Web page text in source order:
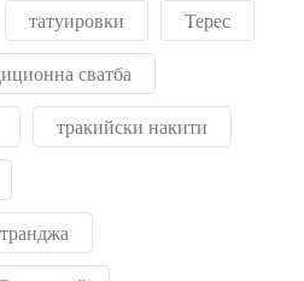
татуировки Терес
сватба
тракийски накити